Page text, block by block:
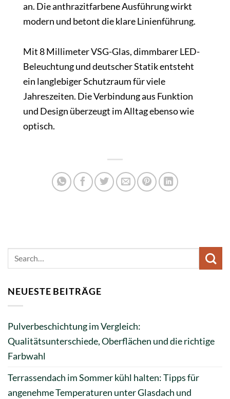
an. Die anthrazitfarbene Ausführung wirkt
modern und betont die klare Linienführung.
Mit 8 Millimeter VSG-Glas, dimmbarer LED-
Beleuchtung und deutscher Statik entsteht
ein langlebiger Schutzraum für viele
Jahreszeiten. Die Verbindung aus Funktion
und Design überzeugt im Alltag ebenso wie
optisch.
NEUESTE BEITRÄGE
Pulverbeschichtung im Vergleich:
Qualitätsunterschiede, Oberflächen und die richtige
Farbwahl
Terrassendach im Sommer kühl halten: Tipps für
angenehme Temperaturen unter Glasdach und